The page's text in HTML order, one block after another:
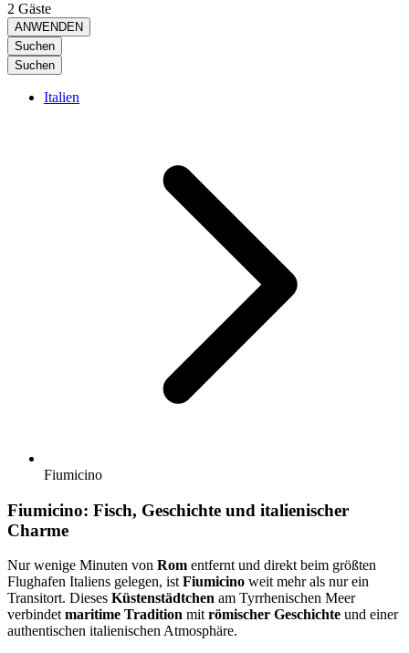
2 Gäste
ANWENDEN
Suchen
Suchen
Italien
Fiumicino
Fiumicino: Fisch, Geschichte und italienischer
Charme
Nur wenige Minuten von Rom entfernt und direkt beim größten
Flughafen Italiens gelegen, istFiumicino weit mehr als nur ein
Transitort. Dieses Küstenstädtchen am Tyrrhenischen Meer
verbindetmaritime Tradition mitrömischer Geschichte und einer
authentischen italienischen Atmosphäre.